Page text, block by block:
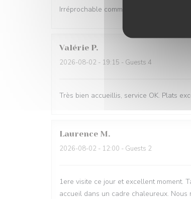
Irréprochable comme d'habitude Très
Valérie P
2026-08-02 - 19:15 - Guests 4
Très bien accueillis, service OK. Plats
Laurence M
2026-08-02 - 12:00 - Guests 2
1ere visite ce jour et excellent moment.
accueil dans un cadre chaleureux.